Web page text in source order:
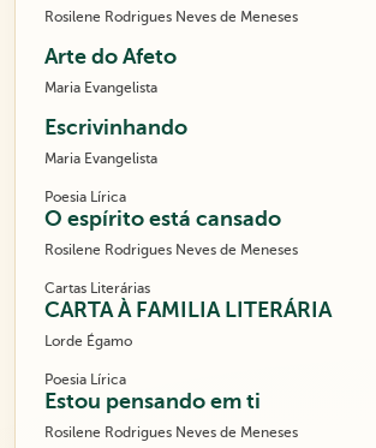
Rosilene Rodrigues Neves de Meneses
Arte do Afeto
Maria Evangelista
Escrivinhando
Maria Evangelista
Poesia Lírica
O espírito está cansado
Rosilene Rodrigues Neves de Meneses
Cartas Literárias
CARTA À FAMILIA LITERÁRIA
Lorde Égamo
Poesia Lírica
Estou pensando em ti
Rosilene Rodrigues Neves de Meneses